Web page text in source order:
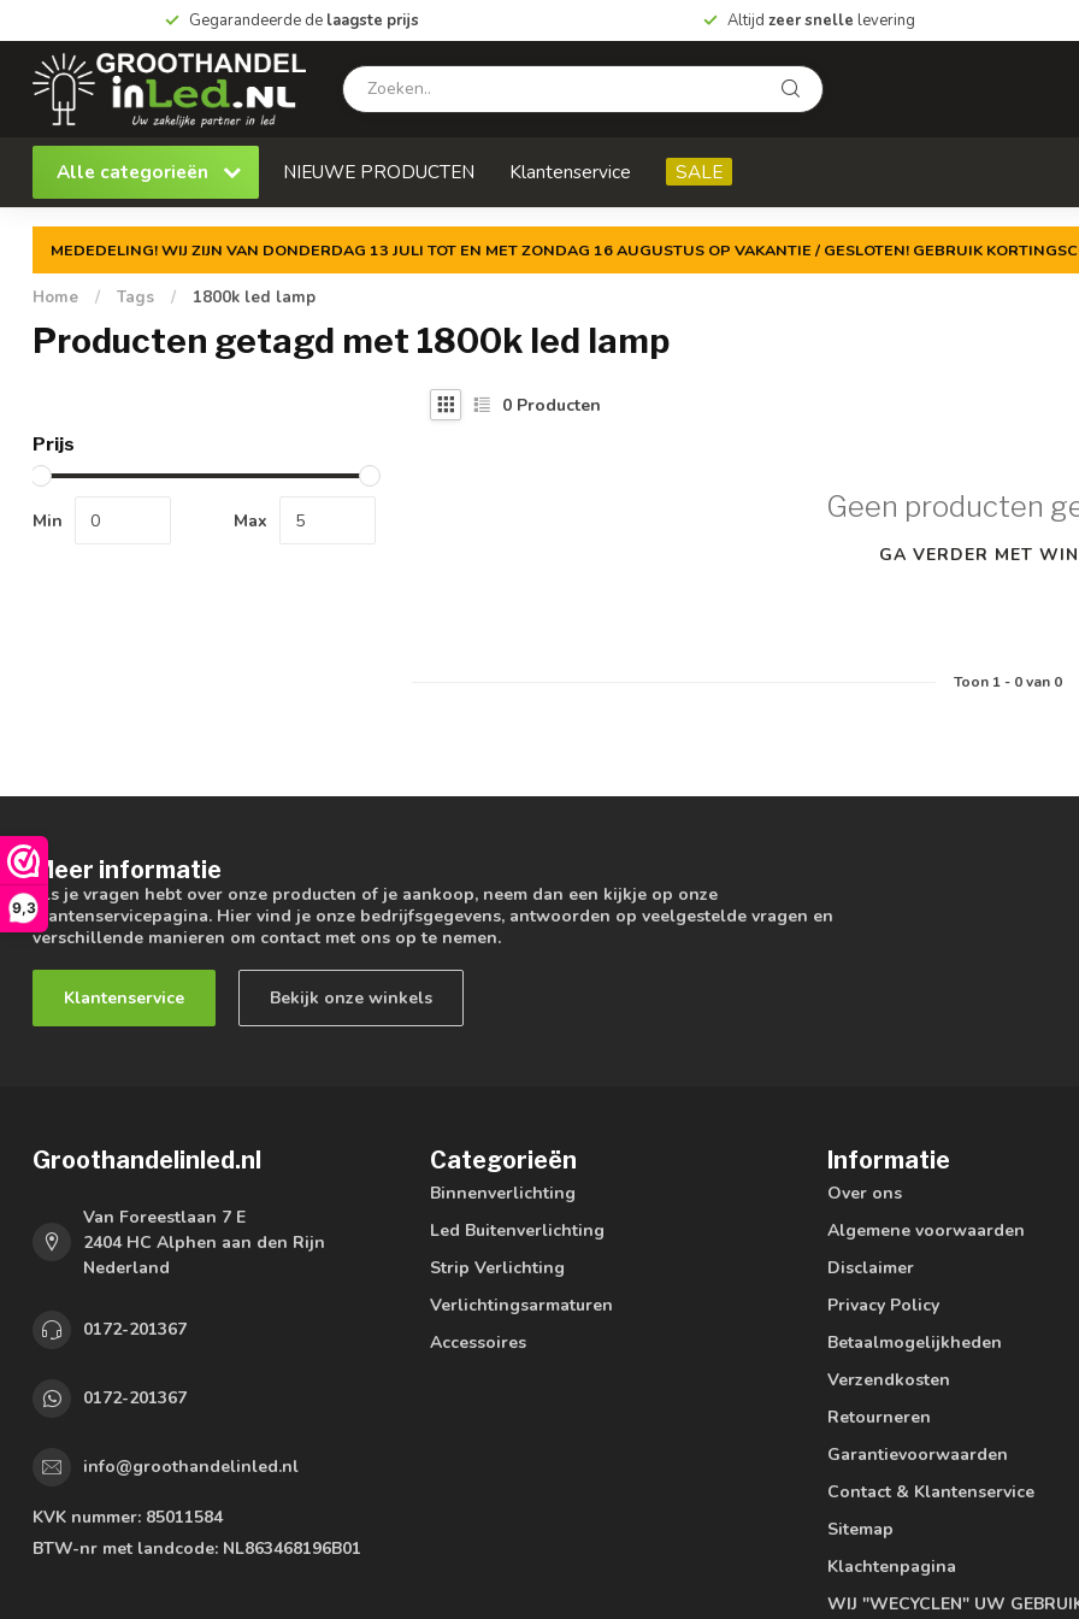
9,3
Gegarandeerde de laagste prijs Altijd zeer snelle levering
Alle categorieën NIEUWE PRODUCTEN Klantenservice SALE
MEDEDELING! WIJ ZIJN VAN DONDERDAG 13 JULI TOT EN MET ZONDAG 16 AUGUSTUS OP VAKANTIE / GESLOTEN! GEBRUIK
Home / Tags / 1800k led lamp
Producten getagd met 1800k led lamp
Prijs
Min Max
0 Producten
Geen producten
GA VERDER MET
Toon 1- 0van 0
Meer informatie
Als je vragen hebt over onze producten of je aankoop, neem dan een kijkje op onze
klantenservicepagina. Hier vind je onze bedrijfsgegevens, antwoorden op veelgestelde vragen en
verschillende manieren om contact met ons op te nemen.
Klantenservice Bekijk onze winkels
Groothandelinled.nl
Van Foreestlaan 7 E
2404 HC Alphen aan den Rijn
Nederland
0172-201367
0172-201367
info@groothandelinled.nl
KVK nummer: 85011584
BTW-nr met landcode: NL863468196B01
Categorieën
Binnenverlichting
Led Buitenverlichting
Strip Verlichting
Verlichtingsarmaturen
Accessoires
Informatie
Over ons
Algemene voorwaarden
Disclaimer
Privacy Policy
Betaalmogelijkheden
Verzendkosten
Retourneren
Garantievoorwaarden
Contact & Klantenservice
Sitemap
Klachtenpagina
WIJ "WECYCLEN" UW